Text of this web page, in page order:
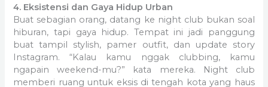
4. Eksistensi dan Gaya Hidup Urban
Buat sebagian orang, datang ke night club bukan soal
hiburan, tapi gaya hidup. Tempat ini jadi panggung
buat tampil stylish, pamer outfit, dan update story
Instagram. “Kalau kamu nggak clubbing, kamu
ngapain weekend-mu?” kata mereka. Night club
memberi ruang untuk eksis di tengah kota yang haus